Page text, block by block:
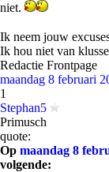
niet.
Ik neem jouw
Ik hou niet van
Redactie Frontpage
maandag 8 februari
1
Stephan5
Primusch
quote:
Op maandag 8
volgende: